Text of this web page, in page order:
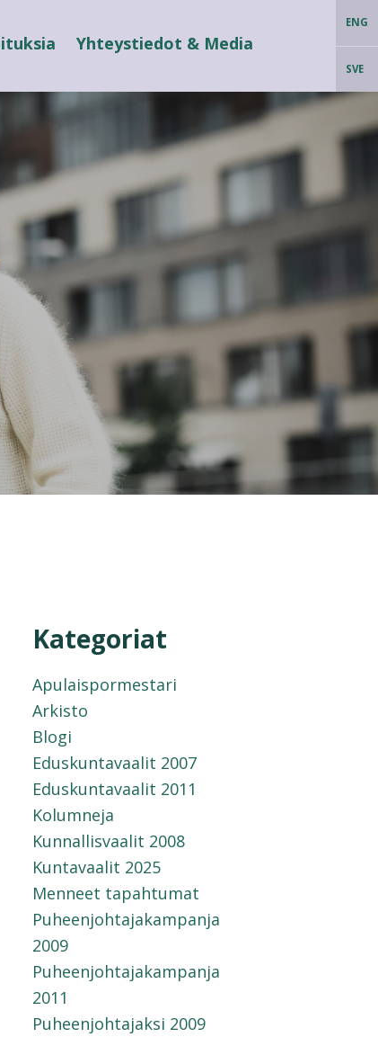
ENG
SVE
Yhteystiedot & Media
Kategoriat
Apulaispormestari
Arkisto
Blogi
Eduskuntavaalit 2007
Eduskuntavaalit 2011
Kolumneja
Kunnallisvaalit 2008
Kuntavaalit 2025
Menneet tapahtumat
Puheenjohtajakampanja
2009
Puheenjohtajakampanja
2011
Puheenjohtajaksi 2009